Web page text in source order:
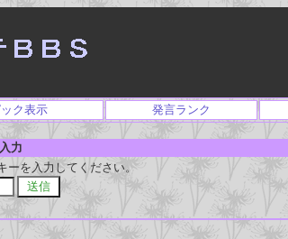
ック表示 発言ランク
力
ーを入力してください。